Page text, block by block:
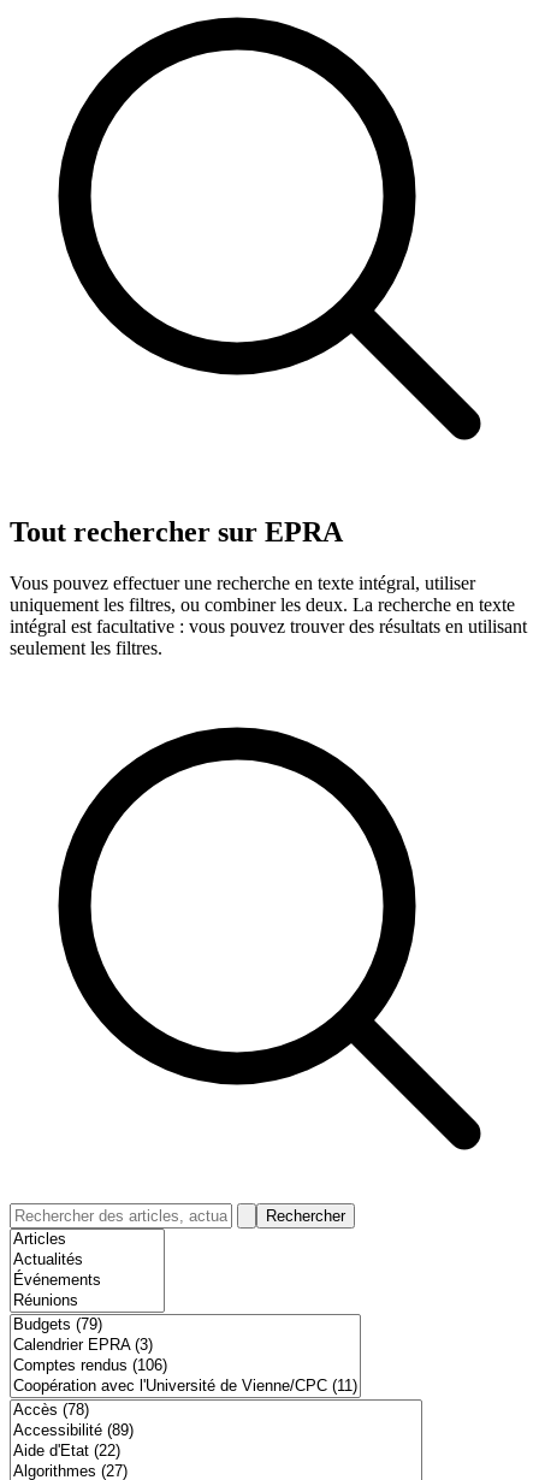
Tout rechercher sur EPRA
Vous pouvez effectuer une recherche en texte intégral, utiliser
uniquement les filtres, ou combiner les deux. La recherche en texte
intégral est facultative : vous pouvez trouver des résultats en utilisant
seulement les filtres.
Rechercher